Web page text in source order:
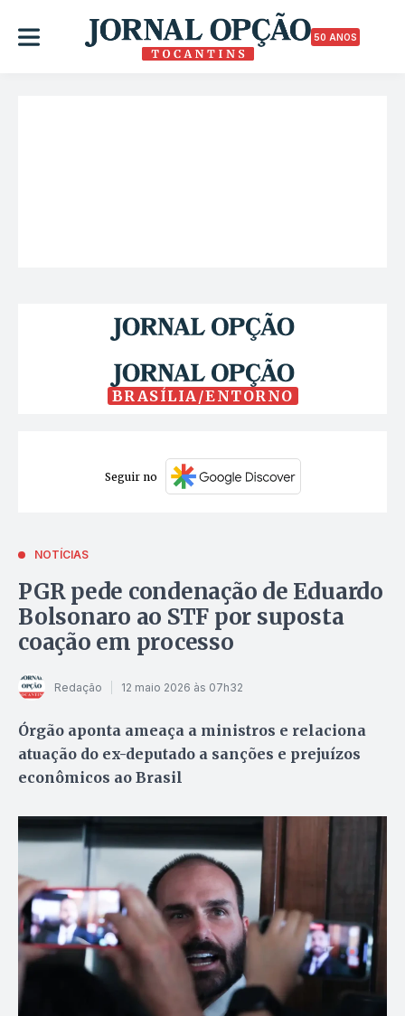
50 ANOS
BRASÍLIA/ENTORNO
Seguir no
NOTÍCIAS
PGR pede condenação de Eduardo
Bolsonaro ao STF por suposta
coação em processo
Redação 12 maio 2026 às 07h32
Órgão aponta ameaça a ministros e relaciona
atuação do ex-deputado a sanções e prejuízos
econômicos ao Brasil